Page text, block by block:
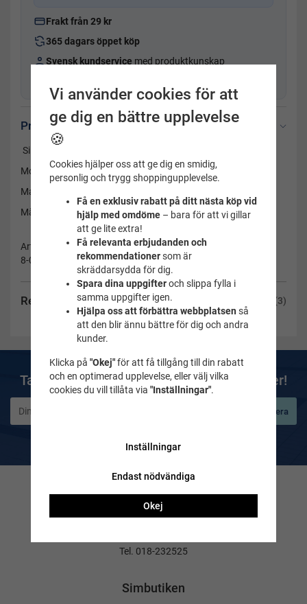
Frakt från 29 kr
365 dagars öppet köp
Svensk kundservice med produktkunskap
Produktbeskrivning
Recensioner (3)
Silikonbadmössa Seasquad character från speedo.
Motiv: Gul fisk med simfenor.
Material: 100% silikon.
Märke: Speedo
Artikelnummer:
8-087690000-gul
Ta del av våra bästa erbjudanden & nyheter!
Prenumerera
Kontakta oss
Frågor & svar
Tel. 018-232525
Simbutiken
Vi använder cookies för att
ge dig en bättre upplevelse
🍪
Cookies hjälper oss att ge dig en smidig,
personlig och trygg shoppingupplevelse.
Få en exklusiv rabatt på ditt nästa köp vid
hjälp med omdöme– bara för att vi gillar
att ge lite extra!
Få relevanta erbjudanden och
rekommendationersom är
skräddarsydda för dig.
Spara dina uppgifteroch slippa fylla i
samma uppgifter igen.
Hjälpa oss att förbättra webbplatsen så
att den blir ännu bättre för dig och andra
kunder.
Klicka på "Okej"för att få tillgång till din rabatt
och en optimerad upplevelse, eller välj vilka
cookies du vill tillåta via "Inställningar".
Inställningar
Endast nödvändiga
Okej